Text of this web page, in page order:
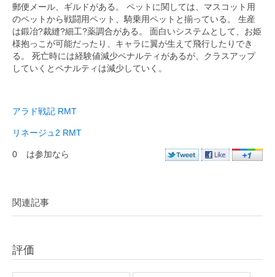
郵便メール、ギルドがある。 ペットに関しては、マスコット用
のペットから戦闘用ペット、騎乗用ペットと揃っている。 生産
は鍛冶?裁縫?細工?薬調合がある。 面白いシステムとして、お姫
様抱っこが可能だったり、キャラに翼が生えて飛行したりでき
る。 死亡時には経験値減少ペナルティがあるが、クラスアップ
していくとペナルティは減少していく。
アラド戦記 RMT
リネージュ2 RMT
0 は参加なら
関連記事
評価